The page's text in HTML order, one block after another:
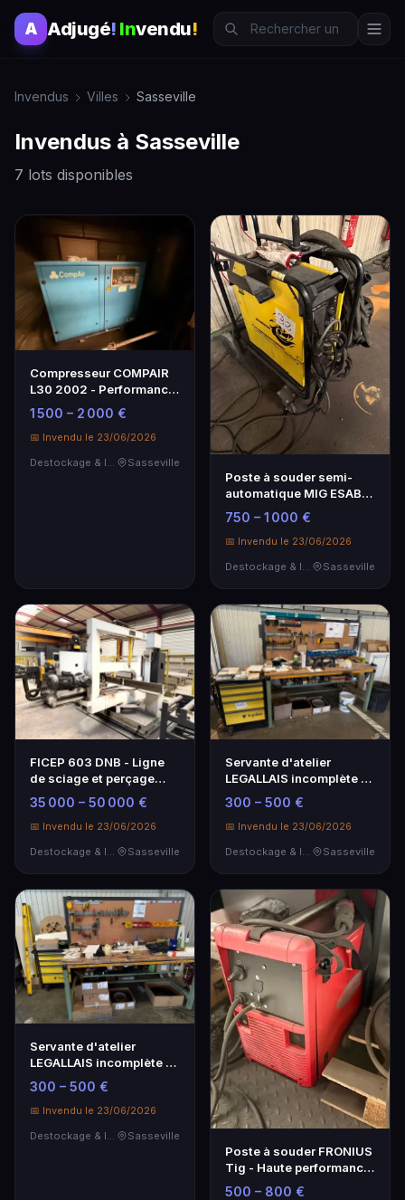
A Adjugé! Invendu!
Invendus Villes Sasseville
Invendus à Sasseville
7 lots disponibles
Compresseur COMPAIR
L30 2002 - Performance
et Fiabilité
1 500 – 2 000 €
📅 Invendu le 23/06/2026
Sasseville
Poste à souder semi-
automatique MIG ESAB
Warrior 400i -
Performance et Fiabilité
750 – 1 000 €
📅 Invendu le 23/06/2026
Destockage & Invendus
Sasseville
FICEP 603 DNB - Ligne
de sciage et perçage
professionnelle
35 000 – 50 000 €
📅 Invendu le 23/06/2026
Sasseville
Servante d'atelier
LEGALLAIS incomplète et
établi avec étagères
300 – 500 €
📅 Invendu le 23/06/2026
Sasseville
Servante d'atelier
LEGALLAIS incomplète et
établi avec étagère
300 – 500 €
📅 Invendu le 23/06/2026
Destockage & Invendus
Sasseville
Poste à souder FRONIUS
Tig - Haute performance
pour professionnels
500 – 800 €